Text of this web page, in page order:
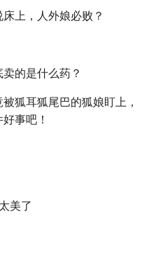
上，人外娘必败？
的是什么药？
狐耳狐尾巴的狐娘盯上，
事吧！
美了